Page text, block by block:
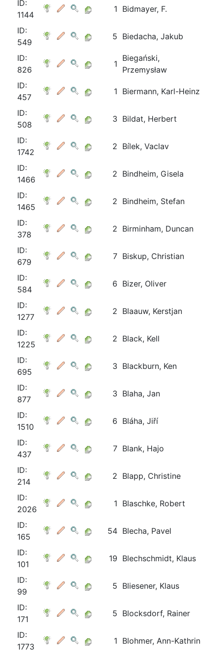
ID:
1144
1 Bidmayer, F.
ID:
549
5 Biedacha, Jakub
ID:
826
1
Biegański,
Przemysław
ID:
457
1 Biermann, Karl-Heinz
ID:
508
3 Bildat, Herbert
ID:
1742
2 Bílek, Vaclav
ID:
1466
2 Bindheim, Gisela
ID:
1465
2 Bindheim, Stefan
ID:
378
2 Birminham, Duncan
ID:
679
7 Biskup, Christian
ID:
584
6 Bizer, Oliver
ID:
1277
2 Blaauw, Kerstjan
ID:
1225
2 Black, Kell
ID:
695
3 Blackburn, Ken
ID:
877
3 Blaha, Jan
ID:
1510
6 Bláha, Jiří
ID:
437
7 Blank, Hajo
ID:
214
2 Blapp, Christine
ID:
2026
1 Blaschke, Robert
ID:
165
54 Blecha, Pavel
ID:
101
19 Blechschmidt, Klaus
ID:
99
5 Bliesener, Klaus
ID:
171
5 Blocksdorf, Rainer
ID:
1773
1 Blohmer, Ann-Kathrin